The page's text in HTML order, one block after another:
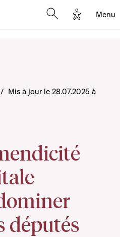
Options
Menu
députés
/ Mis à jour le 28.07.2025 à